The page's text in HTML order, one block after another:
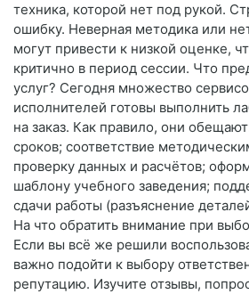
техника, которой нет под рукой.
ошибку. Неверная методика или
могут привести к низкой оценке,
критично в период сессии. Что
услуг? Сегодня множество
исполнителей готовы выполнить
на заказ. Как правило, они
сроков; соответствие
проверку данных и расчётов;
шаблону учебного заведения;
сдачи работы (разъяснение
На что обратить внимание при
Если вы всё же решили
важно подойти к выбору
репутацию. Изучите отзывы,